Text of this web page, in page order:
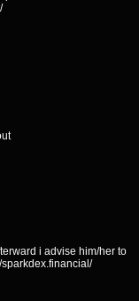
i advise him/her to
sparkdex.financial/